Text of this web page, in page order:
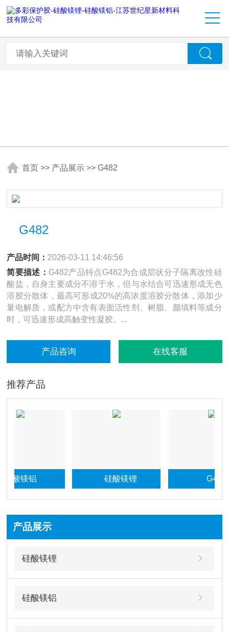
首页 >> 产品展示 >>G482
G482
产品时间： 2026-03-11 14:46:56
简要描述： G482产品特点G482为合成层状分子隔离改性硅
酸盐，自身主要成分不溶于水，但与水结合可迅速形成无色
溶胶分散体，最高可形成20%的高浓度溶胶分散体，添加少
量电解质，或配方中含有表面活性剂、树脂、颜填料等成分
时，可迅速形成高触变性凝胶。...
产品咨询 在线客服
推荐产品
酸镁铝 硅酸镁锂 G482
产品展示
硅酸镁锂
硅酸镁铝